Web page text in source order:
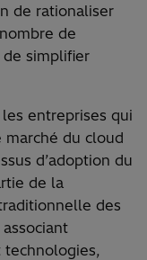
de rationaliser
de
simplifier
entreprises qui
du cloud
d’adoption du
de la
des